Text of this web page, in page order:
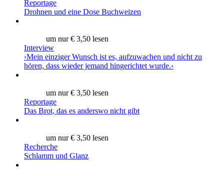
Reportage
Drohnen und eine Dose Buchweizen
um nur € 3,50 lesen
Interview
›Mein einziger Wunsch ist es, aufzuwachen und nicht zu
hören, dass wieder jemand hingerichtet wurde.‹
um nur € 3,50 lesen
Reportage
Das Brot, das es anderswo nicht gibt
um nur € 3,50 lesen
Recherche
Schlamm und Glanz